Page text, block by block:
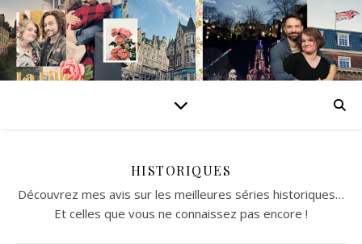
HISTORIQUES
Découvrez mes avis sur les meilleures séries historiques…
Et celles que vous ne connaissez pas encore !